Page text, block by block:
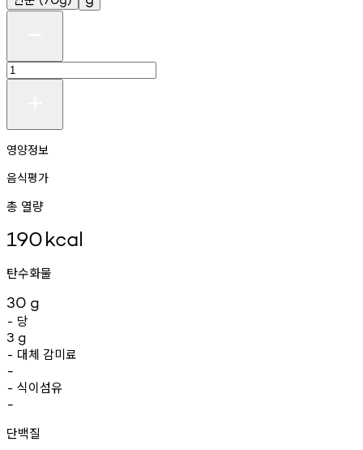
영양정보
음식평가
총 열량
190kcal
탄수화물
30 g
- 당
3 g
- 대체 감미료
-
- 식이섬유
-
단백질